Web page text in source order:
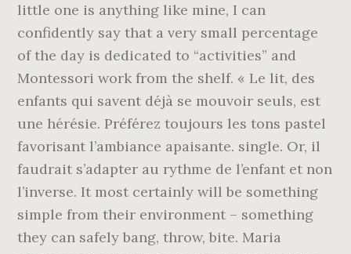
little one is anything like mine, I can
confidently say that a very small percentage
of the day is dedicated to “activities” and
Montessori work from the shelf. « Le lit, des
enfants qui savent déjà se mouvoir seuls, est
une hérésie. Préférez toujours les tons pastel
favorisant l’ambiance apaisante. single. Or, il
faudrait s’adapter au rythme de l’enfant et non
l’inverse. It most certainly will be something
simple from their environment – something
they can safely bang, throw, bite. Maria